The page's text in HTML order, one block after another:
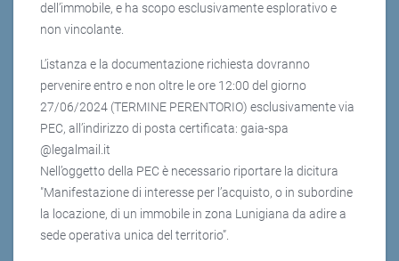
dell’immobile, e ha scopo esclusivamente esplorativo e
non vincolante.
L’istanza e la documentazione richiesta dovranno
pervenire entro e non oltre le ore 12:00 del giorno
27/06/2024 (TERMINE PERENTORIO) esclusivamente via
PEC, all’indirizzo di posta certificata: gaia-spa
@legalmail.it
Nell’oggetto della PEC è necessario riportare la dicitura
"Manifestazione di interesse per l’acquisto, o in subordine
la locazione, di un immobile in zona Lunigiana da adire a
sede operativa unica del territorio”.